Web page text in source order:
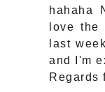
hahaha
love
last
and I'm
Regards